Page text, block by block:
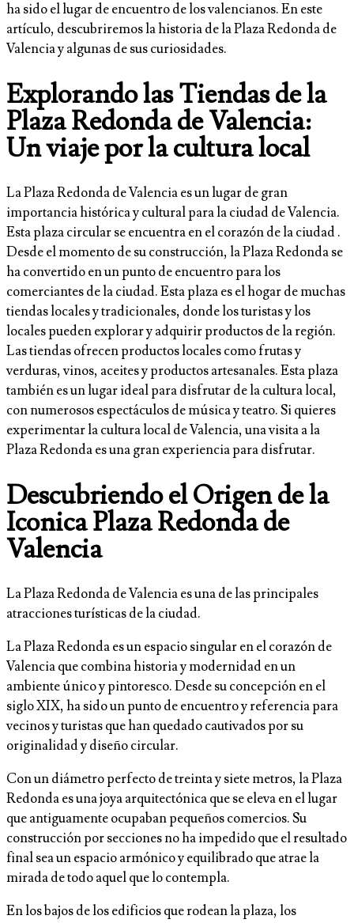
ha sido el lugar de encuentro de los valencianos. En este
artículo, descubriremos la historia de la Plaza Redonda de
Valencia y algunas de sus curiosidades.
Explorando las Tiendas de la
Plaza Redonda de Valencia:
Un viaje por la cultura local
La Plaza Redonda de Valencia es un lugar de gran
importancia histórica y cultural para la ciudad de Valencia.
Esta plaza circular se encuentra en el corazón de la ciudad .
Desde el momento de su construcción, la Plaza Redonda se
ha convertido en un punto de encuentro para los
comerciantes de la ciudad. Esta plaza es el hogar de muchas
tiendas locales y tradicionales, donde los turistas y los
locales pueden explorar y adquirir productos de la región.
Las tiendas ofrecen productos locales como frutas y
verduras, vinos, aceites y productos artesanales. Esta plaza
también es un lugar ideal para disfrutar de la cultura local,
con numerosos espectáculos de música y teatro. Si quieres
experimentar la cultura local de Valencia, una visita a la
Plaza Redonda es una gran experiencia para disfrutar.
Descubriendo el Origen de la
Iconica Plaza Redonda de
Valencia
La Plaza Redonda de Valencia es una de las principales
atracciones turísticas de la ciudad.
La Plaza Redonda es un espacio singular en el corazón de
Valencia que combina historia y modernidad en un
ambiente único y pintoresco. Desde su concepción en el
siglo XIX, ha sido un punto de encuentro y referencia para
vecinos y turistas que han quedado cautivados por su
originalidad y diseño circular.
Con un diámetro perfecto de treinta y siete metros, la Plaza
Redonda es una joya arquitectónica que se eleva en el lugar
que antiguamente ocupaban pequeños comercios. Su
construcción por secciones no ha impedido que el resultado
final sea un espacio armónico y equilibrado que atrae la
mirada de todo aquel que lo contempla.
En los bajos de los edificios que rodean la plaza, los